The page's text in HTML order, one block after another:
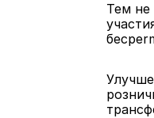
Тем не